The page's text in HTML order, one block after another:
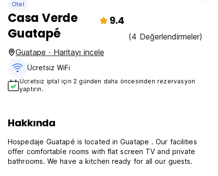
Otel
Casa Verde
Guatapé
9.4
(4 Değerlendirmeler)
Guatape · Haritayı incele
Ücretsiz WiFi
Ücretsiz iptal için 2 günden daha öncesinden rezervasyon
yaptırın.
Hakkında
Hospedaje Guatapé is located in Guatape . Our facilities
offer comfortable rooms with flat screen TV and private
bathrooms. We have a kitchen ready for all our guests.